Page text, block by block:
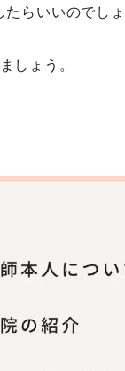
らいいのでしょ
しょう。